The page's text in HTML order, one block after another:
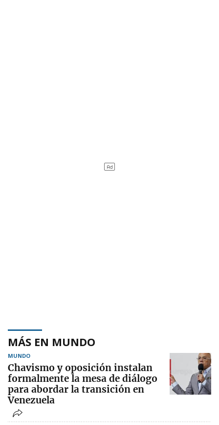
MÁS EN MUNDO
MUNDO
Chavismo y oposición instalan
formalmente la mesa de diálogo
para abordar la transición en
Venezuela